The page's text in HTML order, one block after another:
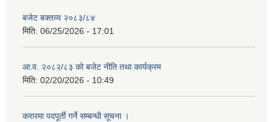
बजेट बक्तव्य २०८३/८४
मिति: 06/25/2026 - 17:01
आ.व. २०८२/८३ को बजेट नीति तथा कार्यक्रम
मिति: 02/20/2026 - 10:49
करारमा पदपूर्ती गर्ने सम्बन्धी सूचना ।